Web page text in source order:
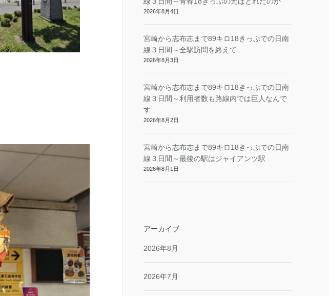
2026年8月4日
宮崎から志布志まで89キロ18きっぷでの日南
線３日間～全駅訪問を終えて
2026年8月3日
宮崎から志布志まで89キロ18きっぷでの日南
線３日間～利用者数も路線内では巨人なんで
す
2026年8月2日
宮崎から志布志まで89キロ18きっぷでの日南
線３日間～最後の駅はジャイアンツ駅
2026年8月1日
アーカイブ
2026年8月
2026年7月